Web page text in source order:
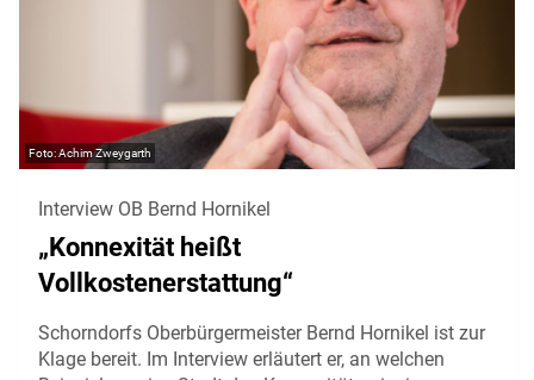
Achim Zweygarth
Interview OB Bernd Hornikel
„Konnexität heißt
Vollkostenerstattung“
Schorndorfs Oberbürgermeister Bernd Hornikel ist zur
Klage bereit. Im Interview erläutert er, an welchen